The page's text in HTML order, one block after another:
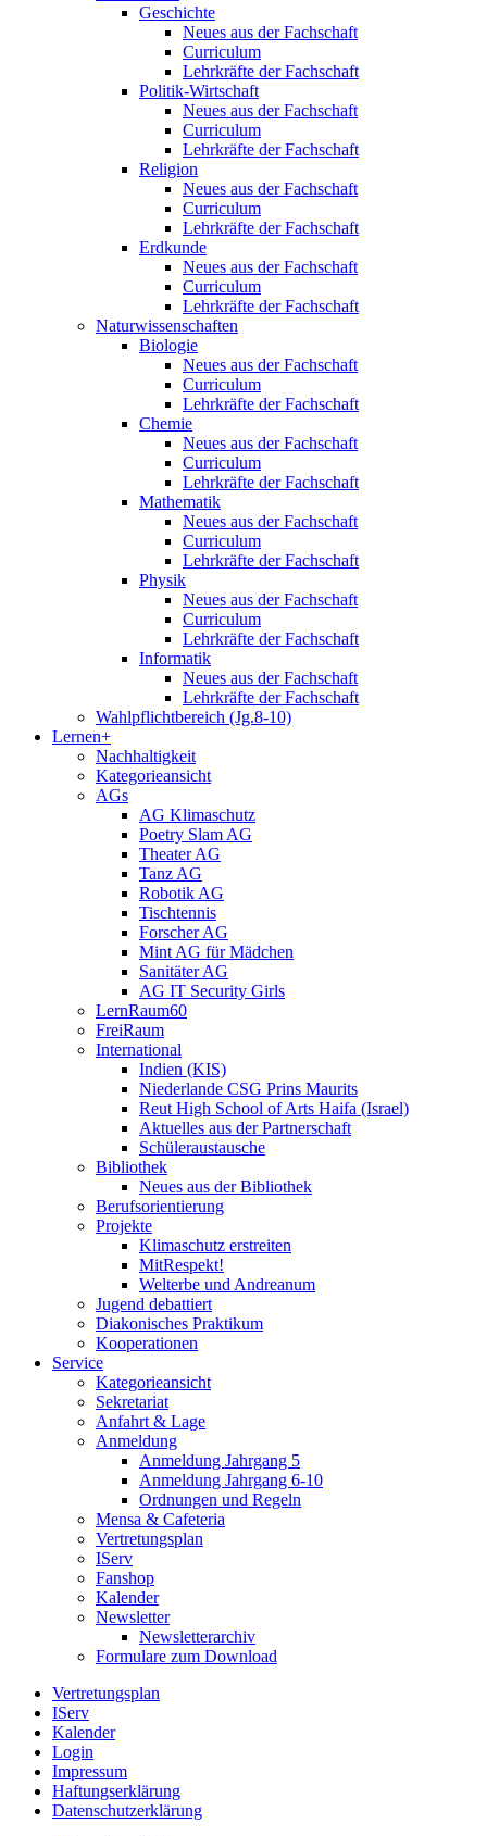
Geschichte
Neues aus der Fachschaft
Curriculum
Lehrkräfte der Fachschaft
Politik-Wirtschaft
Neues aus der Fachschaft
Curriculum
Lehrkräfte der Fachschaft
Religion
Neues aus der Fachschaft
Curriculum
Lehrkräfte der Fachschaft
Erdkunde
Neues aus der Fachschaft
Curriculum
Lehrkräfte der Fachschaft
Naturwissenschaften
Biologie
Neues aus der Fachschaft
Curriculum
Lehrkräfte der Fachschaft
Chemie
Neues aus der Fachschaft
Curriculum
Lehrkräfte der Fachschaft
Mathematik
Neues aus der Fachschaft
Curriculum
Lehrkräfte der Fachschaft
Physik
Neues aus der Fachschaft
Curriculum
Lehrkräfte der Fachschaft
Informatik
Neues aus der Fachschaft
Lehrkräfte der Fachschaft
Wahlpflichtbereich (Jg.8-10)
Lernen+
Nachhaltigkeit
Kategorieansicht
AGs
AG Klimaschutz
Poetry Slam AG
Theater AG
Tanz AG
Robotik AG
Tischtennis
Forscher AG
Mint AG für Mädchen
Sanitäter AG
AG IT Security Girls
LernRaum60
FreiRaum
International
Indien (KIS)
Niederlande CSG Prins Maurits
Reut High School of Arts Haifa (Israel)
Aktuelles aus der Partnerschaft
Schüleraustausche
Bibliothek
Neues aus der Bibliothek
Berufsorientierung
Projekte
Klimaschutz erstreiten
MitRespekt!
Welterbe und Andreanum
Jugend debattiert
Diakonisches Praktikum
Kooperationen
Service
Kategorieansicht
Sekretariat
Anfahrt & Lage
Anmeldung
Anmeldung Jahrgang 5
Anmeldung Jahrgang 6-10
Ordnungen und Regeln
Mensa & Cafeteria
Vertretungsplan
IServ
Fanshop
Kalender
Newsletter
Newsletterarchiv
Formulare zum Download
Vertretungsplan
IServ
Kalender
Login
Impressum
Haftungserklärung
Datenschutzerklärung